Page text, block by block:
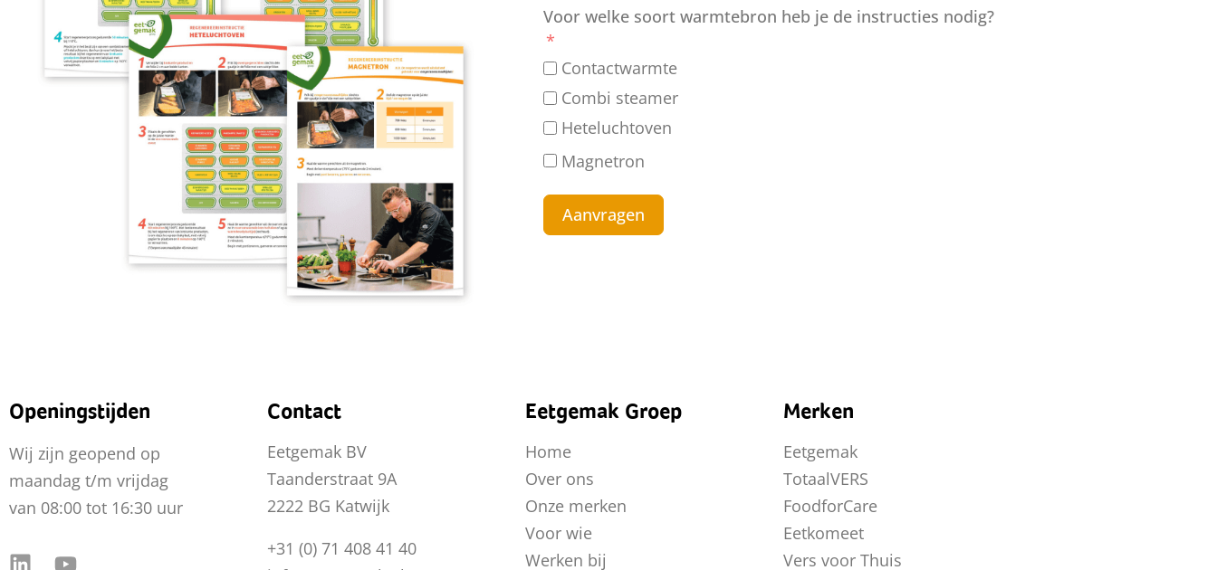
Voor welke soort warmtebron heb je de instructies nodig?
Contactwarmte
Combi steamer
Heteluchtoven
Magnetron
Aanvragen
Openingstijden
Wij zijn geopend op
maandag t/m vrijdag
van 08:00 tot 16:30 uur
Contact
Eetgemak BV
Taanderstraat 9A
2222 BG Katwijk
+31 (0) 71 408 41 40
Eetgemak Groep
Home
Over ons
Onze merken
Voor wie
Werken bij
Merken
Eetgemak
TotaalVERS
FoodforCare
Eetkomeet
Vers voor Thuis